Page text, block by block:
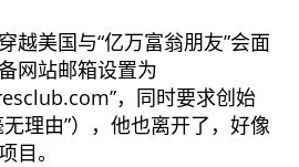
越美国与 亿万富翁朋友 会面
网站邮箱设置为
，同时要求创始
无理由 ），他也离开了，好像
目。